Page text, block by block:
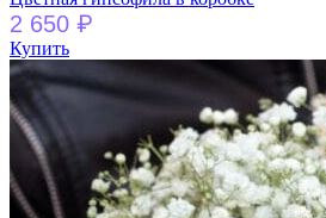
2 650 ₽
Купить